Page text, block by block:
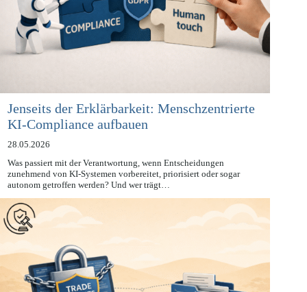
Jenseits der Erklärbarkeit: Menschzentrierte
KI-Compliance aufbauen
28.05.2026
Was passiert mit der Verantwortung, wenn Entscheidungen
zunehmend von KI-Systemen vorbereitet, priorisiert oder sogar
autonom getroffen werden? Und wer trägt…